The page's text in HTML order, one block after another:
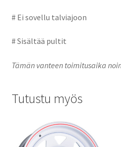
# Ei sovellu talviajoon
# Sisältää pultit
Tämän vanteen toimitusaika
Tutustu myös